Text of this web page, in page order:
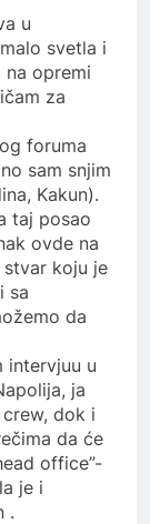
u
svetla i
opremi
za
foruma
sam snjim
Kakun).
taj posao
ovde na
koju je
sa
da
intervjuu u
ja
dok i
da će
office”-
je i
.